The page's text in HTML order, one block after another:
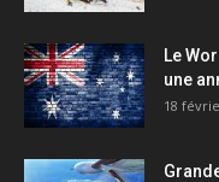
Le
une
18